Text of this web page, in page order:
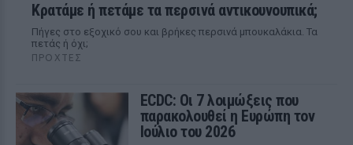
Κρατάμε ή πετάμε τα περσινά αντικουνουπικά;
Πήγες στο εξοχικό σου και βρήκες περσινά μπουκαλάκια. Τα
πετάς ή όχι;
ΠΡΟΧΤΈΣ
ECDC: Οι 7 λοιμώξεις που
παρακολουθεί η Ευρώπη τον
Ιούλιο του 2026